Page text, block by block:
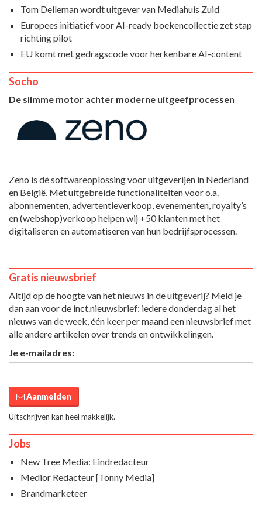
Tom Delleman wordt uitgever van Mediahuis Zuid
Europees initiatief voor AI-ready boekencollectie zet stap
richting pilot
EU komt met gedragscode voor herkenbare AI-content
Socho
De slimme motor achter moderne uitgeefprocessen
Zeno is dé softwareoplossing voor uitgeverijen in Nederland
en België. Met uitgebreide functionaliteiten voor o.a.
abonnementen, advertentieverkoop, evenementen, royalty’s
en (webshop)verkoop helpen wij +50 klanten met het
digitaliseren en automatiseren van hun bedrijfsprocessen.
Gratis nieuwsbrief
Altijd op de hoogte van het nieuws in de uitgeverij? Meld je
dan aan voor de inct.nieuwsbrief: iedere donderdag al het
nieuws van de week, één keer per maand een nieuwsbrief met
alle andere artikelen over trends en ontwikkelingen.
Je e-mailadres:
Aanmelden
Uitschrijven kan heel makkelijk.
Jobs
New Tree Media: Eindredacteur
Medior Redacteur [Tonny Media]
Brandmarketeer